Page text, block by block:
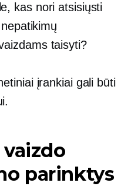
kas nori atsisiųsti
taisyti?
įrankiai gali būti
parinktys